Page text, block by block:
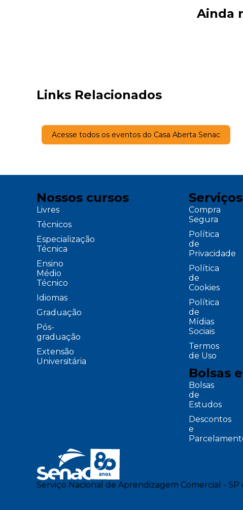
Ainda
Links Relacionados
Acesse todos os eventos do Casa Aberta Senac
Nossos cursos
Livres
Técnicos
Especialização
Técnica
Ensino
Médio
Técnico
Idiomas
Graduação
Pós-
graduação
Extensão
Universitária
Serviços
Compra
Segura
Política
de
Privacidade
Política
de
Cookies
Política
de
Mídias
Sociais
Termos
de Uso
Bolsas
Bolsas
de
Estudos
Descontos
e
Serviço Nacional de Aprendizagem Comercial - SP